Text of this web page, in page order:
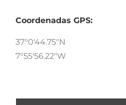
Coordenadas GPS:
37°0'44.75"N
7°55'56.22"W